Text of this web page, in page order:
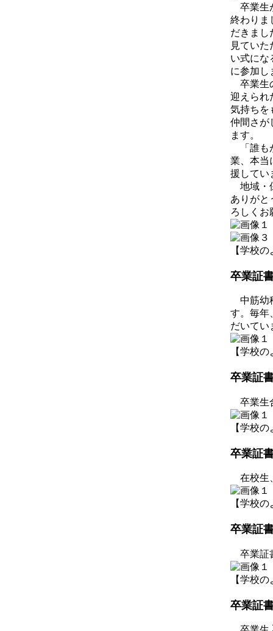
卒業生
終わりま
だきまし
見てい
い式にな
に参加し
卒業生
迎えられ
気持ち
仲間さが
ます。
「誰も
業、本当
援してい
地域・
ありがと
ろしく
【学校
卒業証
中筋幼
す。毎年
だいてい
【学校
卒業証
卒業生
【学校
卒業証
在校生
【学校
卒業証
卒業証
【学校
卒業証